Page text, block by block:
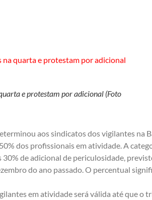
e protestam por adicional (Foto
aos sindicatos dos vigilantes na
dos profissionais em atividade. A
de adicional de periculosidade,
do ano passado. O percentual
em atividade será válida até que o